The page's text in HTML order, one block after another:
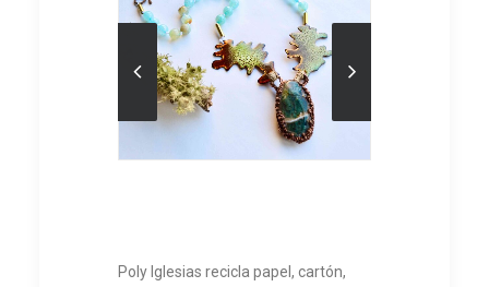
Poly Iglesias recicla papel, cartón,